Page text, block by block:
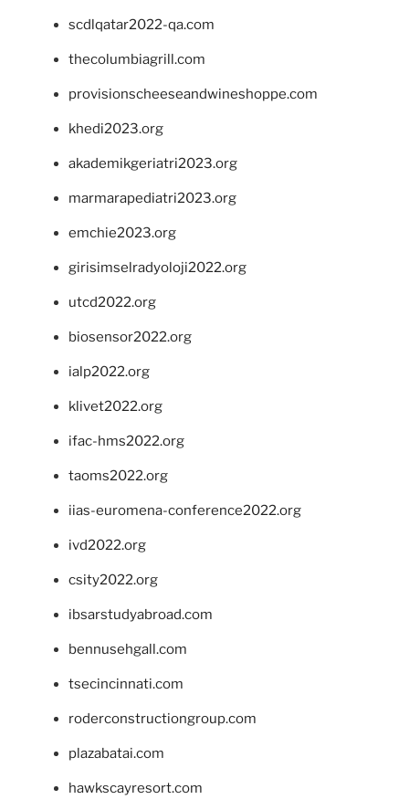
scdlqatar2022-qa.com
thecolumbiagrill.com
provisionscheeseandwineshoppe.com
khedi2023.org
akademikgeriatri2023.org
marmarapediatri2023.org
emchie2023.org
girisimselradyoloji2022.org
utcd2022.org
biosensor2022.org
ialp2022.org
klivet2022.org
ifac-hms2022.org
taoms2022.org
iias-euromena-conference2022.org
ivd2022.org
csity2022.org
ibsarstudyabroad.com
bennusehgall.com
tsecincinnati.com
roderconstructiongroup.com
plazabatai.com
hawkscayresort.com